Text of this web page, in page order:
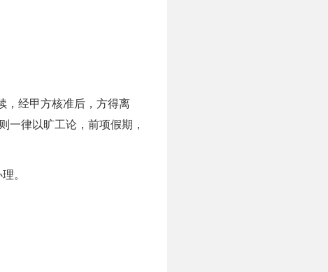
，经甲方核准后，方得离
一律以旷工论，前项假期，
。